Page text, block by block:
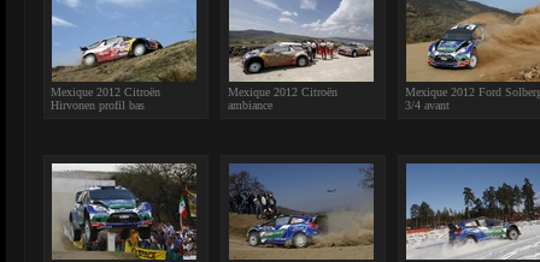
Mexique 2012 Citroën
Hirvonen profil bas
Mexique 2012 Citroën
ambiance
Mexique 2012 Ford
3/4 avant